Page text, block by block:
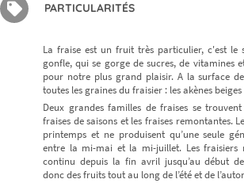
PARTICULARITÉS
La fraise est un fruit très particulier, c'est le
gonfle, qui se gorge de sucres, de vitamines
pour notre plus grand plaisir. A la surface
toutes les graines du fraisier : les akènes
Deux grandes familles de fraises se
fraises de saisons et les fraises remontantes.
printemps et ne produisent qu’une seule
entre la mi-mai et la mi-juillet. Les fraisiers
continu depuis la fin avril jusqu’au début
donc des fruits tout au long de l’été et de